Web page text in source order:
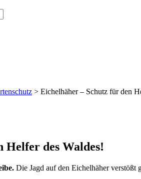
> Eichelhäher – Schutz für den
Helfer des Waldes!
Die Jagd auf den Eichelhäher verstößt